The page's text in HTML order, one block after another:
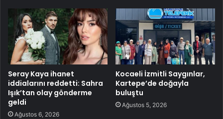
Seray Kaya ihanet
iddialarını reddetti: Sahra
Işık’tan olay gönderme
geldi
Ağustos 6, 2026
Kocaeli İzmitli Saygınlar,
Kartepe’de doğayla
buluştu
Ağustos 5, 2026